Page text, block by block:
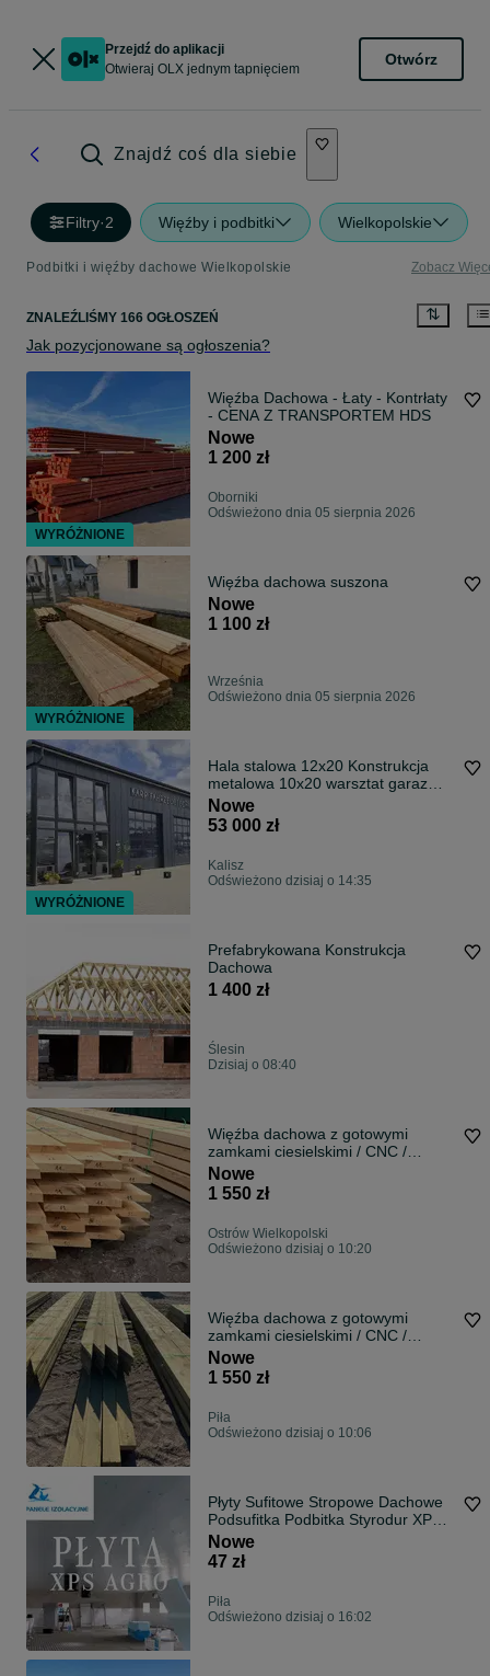
Przejdź do aplikacji
Otwieraj OLX jednym tapnięciem
Otwórz
Znajdź coś dla siebie
Filtry·2 Więźby i podbitki Wielkopolskie
Podbitki i więźby dachowe Wielkopolskie Zobacz
ZNALEŹLIŚMY 166 OGŁOSZEŃ
Jak pozycjonowane są ogłoszenia?
Więźba Dachowa - Łaty - Kontrłaty
- CENA Z TRANSPORTEM HDS
Nowe
1 200 zł
Oborniki
Odświeżono dnia 05 sierpnia 2026
Więźba dachowa suszona
Nowe
1 100 zł
Września
Odświeżono dnia 05 sierpnia 2026
Hala stalowa 12x20 Konstrukcja
metalowa 10x20 warsztat garaz
detailing
Nowe
53 000 zł
Kalisz
Odświeżono dzisiaj o 14:35
Prefabrykowana Konstrukcja
Dachowa
1 400 zł
Ślesin
Dzisiaj o 08:40
Więźba dachowa z gotowymi
zamkami ciesielskimi / CNC /
prefabrykowana
Nowe
1 550 zł
Ostrów Wielkopolski
Odświeżono dzisiaj o 10:20
Więźba dachowa z gotowymi
zamkami ciesielskimi / CNC /
prefabrykowana
Nowe
1 550 zł
Piła
Odświeżono dzisiaj o 10:06
Płyty Sufitowe Stropowe Dachowe
Podsufitka Podbitka Styrodur XPS
AGRO
Nowe
47 zł
Piła
Odświeżono dzisiaj o 16:02
WYRÓŻNIONE
WYRÓŻNIONE
WYRÓŻNIONE